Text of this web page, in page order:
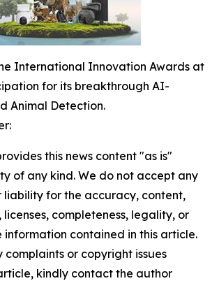
International Innovation Awards at
for its breakthrough AI-
Animal Detection.
this news content "as is"
of any kind. We do not accept any
liability for the accuracy, content,
licenses, completeness, legality, or
contained in this article.
or copyright issues
kindly contact the author